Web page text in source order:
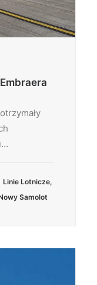
Linie Lotnicze,
Samolot